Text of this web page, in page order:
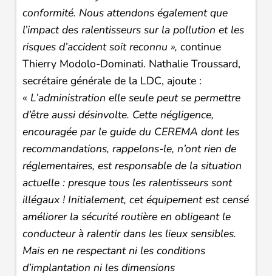
conformité. Nous attendons également que
l’impact des ralentisseurs sur la pollution et les
risques d’accident soit reconnu », continue
Thierry Modolo-Dominati. Nathalie Troussard,
secrétaire générale de la LDC, ajoute :
« L’administration elle seule peut se permettre
d’être aussi désinvolte. Cette négligence,
encouragée par le guide du CEREMA dont les
recommandations, rappelons-le, n’ont rien de
réglementaires, est responsable de la situation
actuelle : presque tous les ralentisseurs sont
illégaux ! Initialement, cet équipement est censé
améliorer la sécurité routière en obligeant le
conducteur à ralentir dans les lieux sensibles.
Mais en ne respectant ni les conditions
d’implantation ni les dimensions